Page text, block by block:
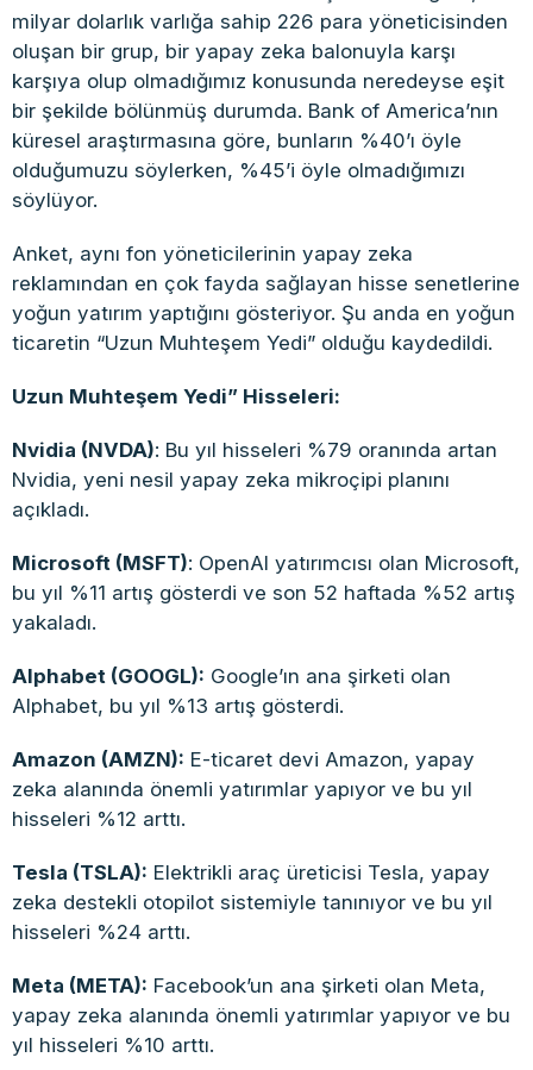
milyar dolarlık varlığa sahip 226 para yöneticisinden
oluşan bir grup, bir yapay zeka balonuyla karşı
karşıya olup olmadığımız konusunda neredeyse eşit
bir şekilde bölünmüş durumda. Bank of America’nın
küresel araştırmasına göre, bunların %40’ı öyle
olduğumuzu söylerken, %45’i öyle olmadığımızı
söylüyor.
Anket, aynı fon yöneticilerinin yapay zeka
reklamından en çok fayda sağlayan hisse senetlerine
yoğun yatırım yaptığını gösteriyor. Şu anda en yoğun
ticaretin “Uzun Muhteşem Yedi” olduğu kaydedildi.
Uzun Muhteşem Yedi” Hisseleri:
Nvidia (NVDA): Bu yıl hisseleri %79 oranında artan
Nvidia, yeni nesil yapay zeka mikroçipi planını
açıkladı.
Microsoft (MSFT): OpenAI yatırımcısı olan Microsoft,
bu yıl %11 artış gösterdi ve son 52 haftada %52 artış
yakaladı.
Alphabet (GOOGL): Google’ın ana şirketi olan
Alphabet, bu yıl %13 artış gösterdi.
Amazon (AMZN): E-ticaret devi Amazon, yapay
zeka alanında önemli yatırımlar yapıyor ve bu yıl
hisseleri %12 arttı.
Tesla (TSLA): Elektrikli araç üreticisi Tesla, yapay
zeka destekli otopilot sistemiyle tanınıyor ve bu yıl
hisseleri %24 arttı.
Meta (META): Facebook’un ana şirketi olan Meta,
yapay zeka alanında önemli yatırımlar yapıyor ve bu
yıl hisseleri %10 arttı.